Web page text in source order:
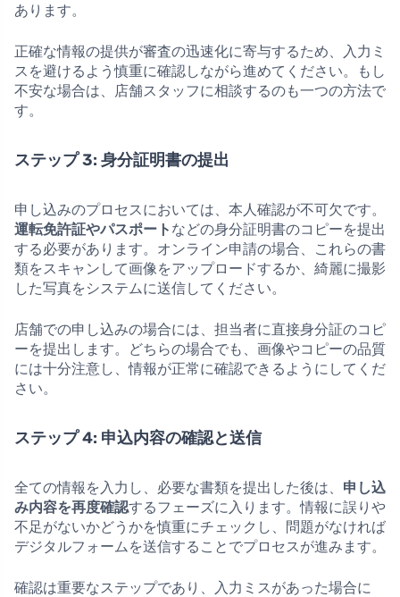
あります。
正確な情報の提供が審査の迅速化に寄与するため、入力ミ
スを避けるよう慎重に確認しながら進めてください。もし
不安な場合は、店舗スタッフに相談するのも一つの方法で
す。
ステップ 3: 身分証明書の提出
申し込みのプロセスにおいては、本人確認が不可欠です。
運転免許証やパスポート などの身分証明書のコピーを提出
する必要があります。オンライン申請の場合、これらの書
類をスキャンして画像をアップロードするか、綺麗に撮影
した写真をシステムに送信してください。
店舗での申し込みの場合には、担当者に直接身分証のコピ
ーを提出します。どちらの場合でも、画像やコピーの品質
には十分注意し、情報が正常に確認できるようにしてくだ
さい。
ステップ 4: 申込内容の確認と送信
全ての情報を入力し、必要な書類を提出した後は、 申し込
み内容を再度確認するフェーズに入ります。情報に誤りや
不足がないかどうかを慎重にチェックし、問題がなければ
デジタルフォームを送信することでプロセスが進みます。
確認は重要なステップであり、入力ミスがあった場合に